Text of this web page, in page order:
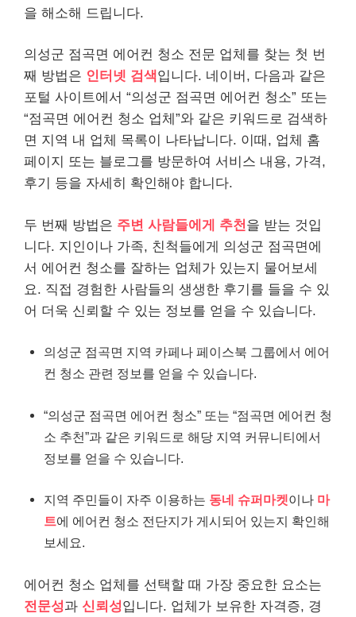
을 해소해 드립니다.
의성군 점곡면 에어컨 청소 전문 업체를 찾는 첫 번
째 방법은 인터넷 검색입니다. 네이버, 다음과 같은
포털 사이트에서 “의성군 점곡면 에어컨 청소” 또는
“점곡면 에어컨 청소 업체”와 같은 키워드로 검색하
면 지역 내 업체 목록이 나타납니다. 이때, 업체 홈
페이지 또는 블로그를 방문하여 서비스 내용, 가격,
후기 등을 자세히 확인해야 합니다.
두 번째 방법은 주변 사람들에게 추천 을 받는 것입
니다. 지인이나 가족, 친척들에게 의성군 점곡면에
서 에어컨 청소를 잘하는 업체가 있는지 물어보세
요. 직접 경험한 사람들의 생생한 후기를 들을 수 있
어 더욱 신뢰할 수 있는 정보를 얻을 수 있습니다.
의성군 점곡면 지역 카페나 페이스북 그룹에서 에어
컨 청소 관련 정보를 얻을 수 있습니다.
“의성군 점곡면 에어컨 청소” 또는 “점곡면 에어컨 청
소 추천”과 같은 키워드로 해당 지역 커뮤니티에서
정보를 얻을 수 있습니다.
지역 주민들이 자주 이용하는 동네 슈퍼마켓이나 마
트에 에어컨 청소 전단지가 게시되어 있는지 확인해
보세요.
에어컨 청소 업체를 선택할 때 가장 중요한 요소는
전문성과 신뢰성입니다. 업체가 보유한 자격증, 경